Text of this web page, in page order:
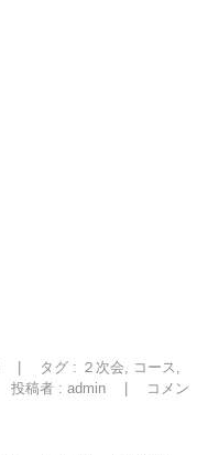
タグ : ２次会, コース ,
投稿者 : admin
コメン